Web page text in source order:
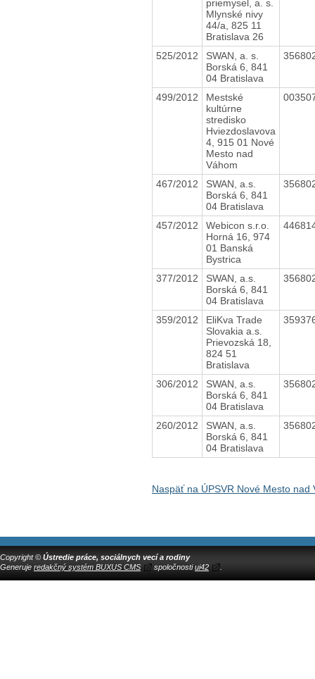
priemysel, a. s.
Mlynské nivy
44/a, 825 11
Bratislava 26
525/2012
SWAN, a. s.
Borská 6, 841
04 Bratislava
499/2012
Mestské
kultúrne
stredisko
Hviezdoslavova
4, 915 01 Nové
Mesto nad
Váhom
467/2012
SWAN, a.s.
Borská 6, 841
04 Bratislava
457/2012
Webicon s.r.o.
Horná 16, 974
01 Banská
Bystrica
377/2012
SWAN, a.s.
Borská 6, 841
04 Bratislava
359/2012
EliKva Trade
Slovakia a.s.
Prievozská 18,
824 51
Bratislava
306/2012
SWAN, a.s.
Borská 6, 841
04 Bratislava
260/2012
SWAN, a.s.
Borská 6, 841
04 Bratislava
Naspäť na ÚPSVR Nové Mesto nad
Copyright © Ústredie práce, sociálnych vecí a rodiny
Generuje redakčný systém BUXUS CMS spoločnostiui42